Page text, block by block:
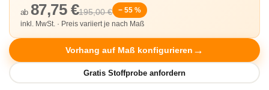
195,00 €
ab 87,75 €
− 55 %
inkl. MwSt. · Preis variiert je nach Maß
Vorhang auf Maß konfigurieren